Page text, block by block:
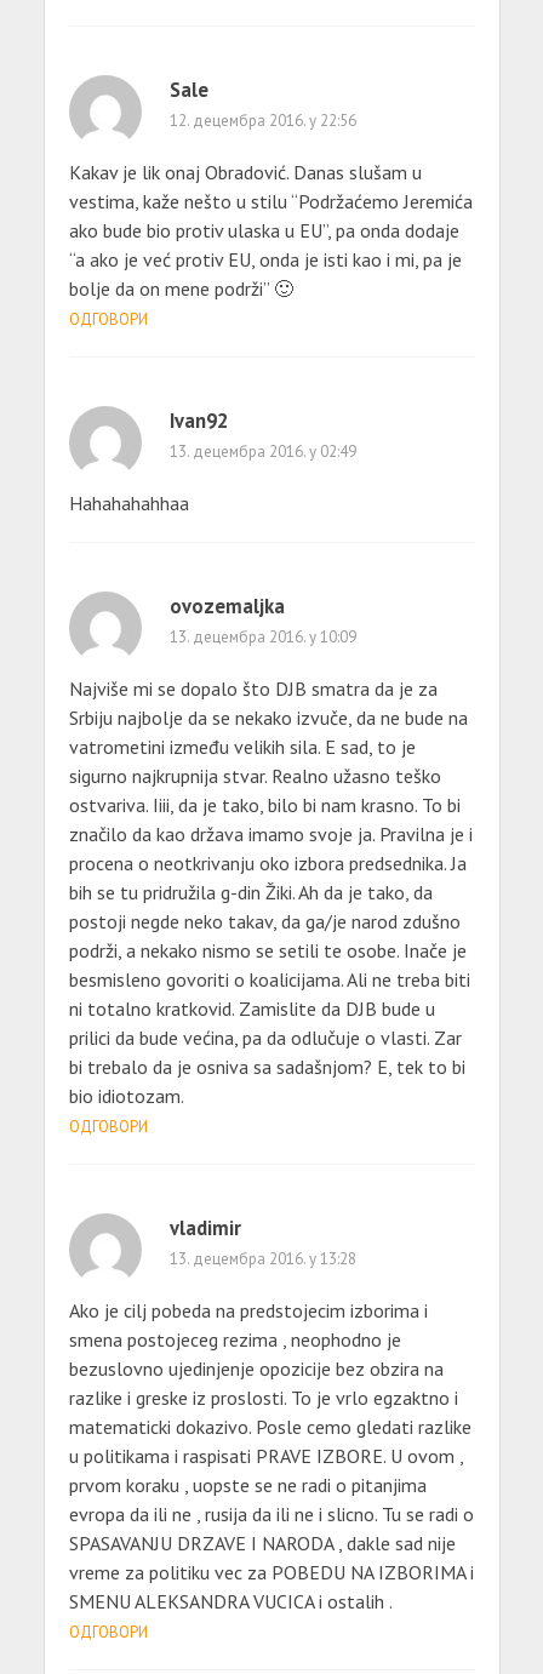
Sale
12. децембра 2016. у 22:56
Kakav je lik onaj Obradović. Danas slušam u
vestima, kaže nešto u stilu “Podržaćemo Jeremića
ako bude bio protiv ulaska u EU”, pa onda dodaje
“a ako je već protiv EU, onda je isti kao i mi, pa je
bolje da on mene podrži” 🙂
ОДГОВОРИ
Ivan92
13. децембра 2016. у 02:49
Hahahahahhaa
ovozemaljka
13. децембра 2016. у 10:09
Najviše mi se dopalo što DJB smatra da je za
Srbiju najbolje da se nekako izvuče, da ne bude na
vatrometini između velikih sila. E sad, to je
sigurno najkrupnija stvar. Realno užasno teško
ostvariva. Iiii, da je tako, bilo bi nam krasno. To bi
značilo da kao država imamo svoje ja. Pravilna je i
procena o neotkrivanju oko izbora predsednika. Ja
bih se tu pridružila g-din Žiki. Ah da je tako, da
postoji negde neko takav, da ga/je narod zdušno
podrži, a nekako nismo se setili te osobe. Inače je
besmisleno govoriti o koalicijama. Ali ne treba biti
ni totalno kratkovid. Zamislite da DJB bude u
prilici da bude većina, pa da odlučuje o vlasti. Zar
bi trebalo da je osniva sa sadašnjom? E, tek to bi
bio idiotozam.
ОДГОВОРИ
vladimir
13. децембра 2016. у 13:28
Ako je cilj pobeda na predstojecim izborima i
smena postojeceg rezima , neophodno je
bezuslovno ujedinjenje opozicije bez obzira na
razlike i greske iz proslosti. To je vrlo egzaktno i
matematicki dokazivo. Posle cemo gledati razlike
u politikama i raspisati PRAVE IZBORE. U ovom ,
prvom koraku , uopste se ne radi o pitanjima
evropa da ili ne , rusija da ili ne i slicno. Tu se radi o
SPASAVANJU DRZAVE I NARODA , dakle sad nije
vreme za politiku vec za POBEDU NA IZBORIMA i
SMENU ALEKSANDRA VUCICA i ostalih .
ОДГОВОРИ